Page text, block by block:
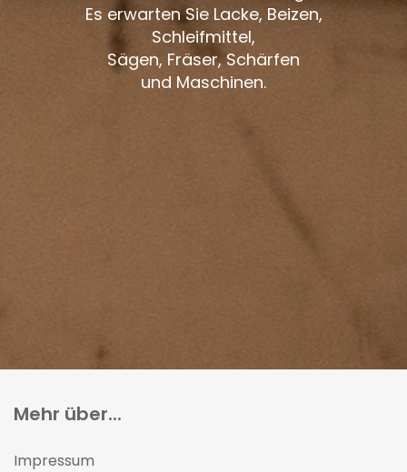
Es erwarten Sie Lacke, Beizen,
Schleifmittel,
Sägen, Fräser, Schärfen
und Maschinen.
Mehr über...
Impressum